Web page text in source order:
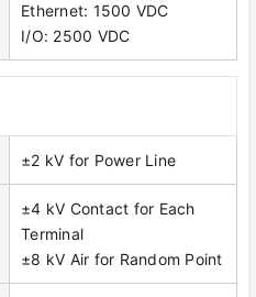
Ethernet: 1500 VDC
I/O: 2500 VDC
±2 kV for Power Line
±4 kV Contact for Each
Terminal
±8 kV Air for Random Point